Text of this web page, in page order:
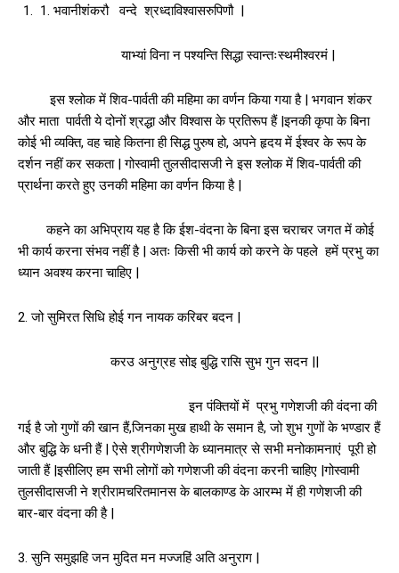
1. भवानीशंकरौ वन्दे श्रध्दाविश्वासरुपिणौ |
याभ्यां विना न पश्यन्ति सिद्धा स्वान्तःस्थमीश्वरमं |
इस श्लोक में शिव-पार्वती की महिमा का वर्णन किया गया है | भगवान शंकर
और माता पार्वती ये दोनों श्रद्धा और विश्वास के प्रतिरूप हैं |इनकी कृपा के बिना
कोई भी व्यक्ति, वह चाहे कितना ही सिद्ध पुरुष हो, अपने हृदय में ईश्वर के रूप के
दर्शन नहीं कर सकता | गोस्वामी तुलसीदासजी ने इस श्लोक में शिव-पार्वती की
प्रार्थना करते हुए उनकी महिमा का वर्णन किया है |
कहने का अभिप्राय यह है कि ईश-वंदना के बिना इस चराचर जगत में कोई
भी कार्य करना संभव नहीं है | अतः किसी भी कार्य को करने के पहले हमें प्रभु का
ध्यान अवश्य करना चाहिए |
2. जो सुमिरत सिधि होई गन नायक करिबर बदन |
करउ अनुग्रह सोइ बुद्धि रासि सुभ गुन सदन ||
इन पंक्तियों में प्रभु गणेशजी की वंदना की
गई है जो गुणों की खान हैं,जिनका मुख हाथी के समान है, जो शुभ गुणों के भण्डार हैं
और बुद्धि के धनी हैं | ऐसे श्रीगणेशजी के ध्यानमात्र से सभी मनोकामनाएं पूरी हो
जाती हैं |इसीलिए हम सभी लोगों को गणेशजी की वंदना करनी चाहिए |गोस्वामी
तुलसीदासजी ने श्रीरामचरितमानस के बालकाण्ड के आरम्भ में ही गणेशजी की
बार-बार वंदना की है |
3. सुनि समुझहि जन मुदित मन मज्जहिं अति अनुराग |